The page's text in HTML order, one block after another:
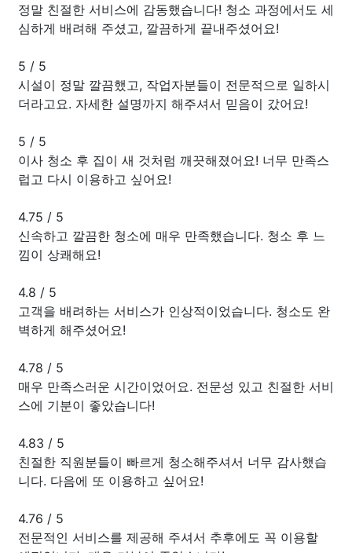
정말 친절한 서비스에 감동했습니다! 청소 과정에서도 세
심하게 배려해 주셨고, 깔끔하게 끝내주셨어요!
5 / 5
시설이 정말 깔끔했고, 작업자분들이 전문적으로 일하시
더라고요. 자세한 설명까지 해주셔서 믿음이 갔어요!
5 / 5
이사 청소 후 집이 새 것처럼 깨끗해졌어요! 너무 만족스
럽고 다시 이용하고 싶어요!
4.75 / 5
신속하고 깔끔한 청소에 매우 만족했습니다. 청소 후 느
낌이 상쾌해요!
4.8 / 5
고객을 배려하는 서비스가 인상적이었습니다. 청소도 완
벽하게 해주셨어요!
4.78 / 5
매우 만족스러운 시간이었어요. 전문성 있고 친절한 서비
스에 기분이 좋았습니다!
4.83 / 5
친절한 직원분들이 빠르게 청소해주셔서 너무 감사했습
니다. 다음에 또 이용하고 싶어요!
4.76 / 5
전문적인 서비스를 제공해 주셔서 추후에도 꼭 이용할